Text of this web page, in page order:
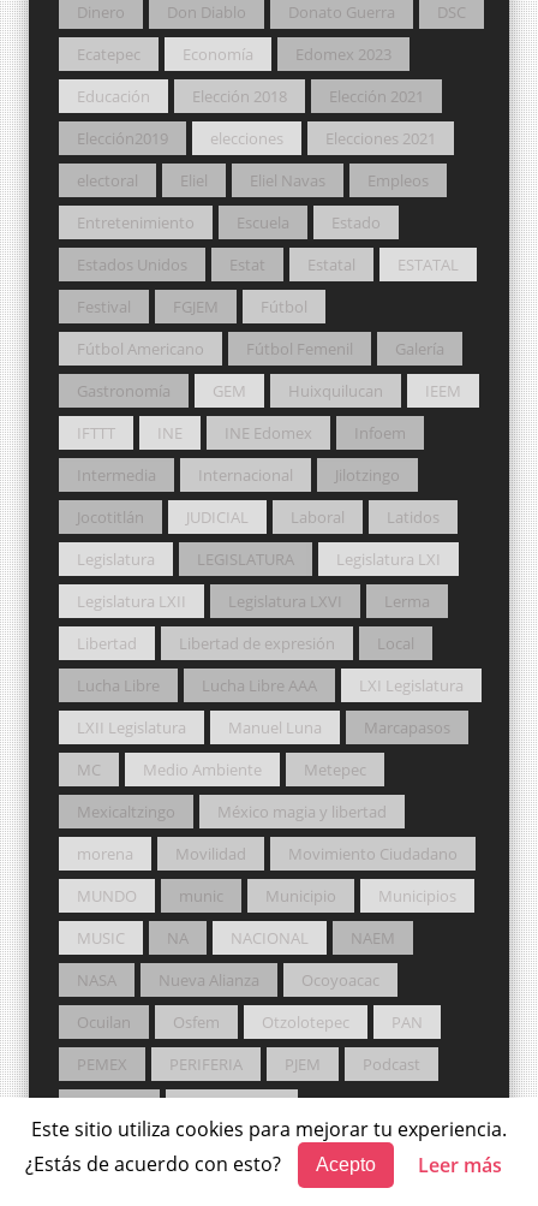
Este sitio utiliza cookies para mejorar tu experiencia.
¿Estás de acuerdo con esto?
Acepto Leer más
Dinero
Don Diablo Donato Guerra
DSC
Ecatepec
Economía
Edomex 2023
Educación
Elección 2018
Elección 2021
Elección2019
elecciones
Elecciones 2021
electoral
Eliel Eliel Navas
Empleos
Entretenimiento
Escuela
Estado
Estados Unidos
Estat Estatal
ESTATAL
Festival
FGJEM
Fútbol
Fútbol Americano
Fútbol Femenil
Galería
Gastronomía
GEM Huixquilucan
IEEM
IFTTT
INE INE Edomex
Infoem
Intermedia
Internacional
Jilotzingo
Jocotitlán
JUDICIAL Laboral
Latidos
Legislatura
LEGISLATURA
Legislatura LXI
Legislatura LXII
Legislatura LXVI
Lerma
Libertad
Libertad de expresión
Local
Lucha Libre
Lucha Libre AAA
LXI Legislatura
LXII Legislatura
Manuel Luna
Marcapasos
MC
Medio Ambiente
Metepec
Mexicaltzingo
México magia y libertad
morena
Movilidad
Movimiento Ciudadano
MUNDO
munic Municipio
Municipios
MUSIC
NA NACIONAL
NAEM
NASA
Nueva Alianza
Ocoyoacac
Ocuilan
Osfem Otzolotepec
PAN
PEMEX
PERIFERIA PJEM
Podcast
Poder Judicial del Estado de México
Pol
PRD